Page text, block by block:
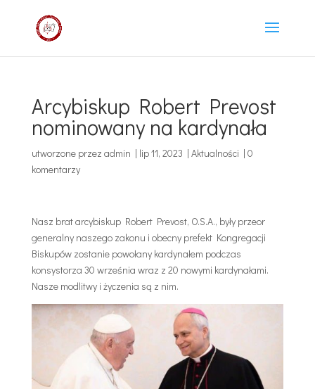
Arcybiskup Robert Prevost
nominowany na kardynała
utworzone przez admin | lip 11, 2023 | Aktualności | 0
komentarzy
Nasz brat arcybiskup Robert Prevost, O.S.A., były przeor
generalny naszego zakonu i obecny prefekt Kongregacji
Biskupów zostanie powołany kardynałem podczas
konsystorza 30 września wraz z 20 nowymi kardynałami.
Nasze modlitwy i życzenia są z nim.